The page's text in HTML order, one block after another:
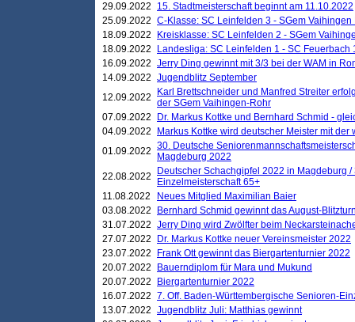
29.09.2022
15. Stadtmeisterschaft beginnt am 11.10.2022
25.09.2022 C-Klasse: SC Leinfelden 3 - SGem Vaihingen
18.09.2022
Kreisklasse: SC Leinfelden 2 - SGem
18.09.2022
Landesliga: SC Leinfelden 1 - SC Feuerbach
16.09.2022 Jerry Ding gewinnt mit 3/3 bei der WAM in
14.09.2022 Jugendblitz September
12.09.2022
Karl Brettschneider und Manfred Streiter
der SGem Vaihingen-Rohr
07.09.2022
Dr. Markus Kottke und Bernhard Schmid -
04.09.2022
Markus Kottke wird deutscher Meister mit
01.09.2022 30. Deutsche
Magdeburg 2022
22.08.2022
Deutscher Schachgipfel 2022 in Magdeburg
Einzelmeisterschaft 65+
11.08.2022
Neues Mitglied Maximilian Baier
03.08.2022
Bernhard Schmid gewinnt das August-
31.07.2022 Jerry Ding wird Zwölfter beim
27.07.2022
Dr. Markus Kottke neuer Vereinsmeister 2022
23.07.2022
Frank Ott gewinnt das Biergartenturnier 2022
20.07.2022
Bauerndiplom für Mara und Mukund
20.07.2022
Biergartenturnier 2022
16.07.2022 7. Off. Baden-Württembergische Senioren-
13.07.2022 Jugendblitz Juli: Matthias gewinnt